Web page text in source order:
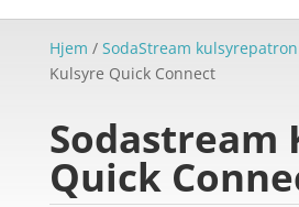
Hjem / SodaStream kulsyrepatron
Kulsyre Quick Connect
Sodastream
Quick